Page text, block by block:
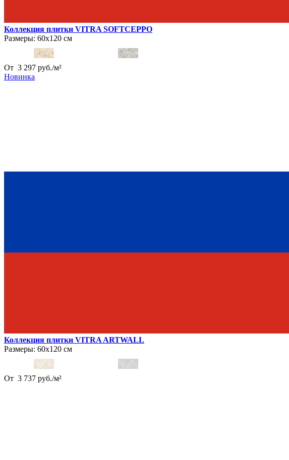
Коллекция плитки VITRA SOFTCEPPO
Размеры: 60х120 см
От 3 297 руб./м²
Новинка
Коллекция плитки VITRA ARTWALL
Размеры: 60х120 см
От 3 737 руб./м²